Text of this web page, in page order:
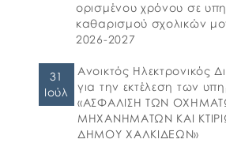
ορισμένου χρόνου σε
καθαρισμού σχολικών
2026-2027
31
Ιούλ
Ανοικτός Ηλεκτρονικός
για την εκτέλεση των
«ΑΣΦΑΛΙΣΗ ΤΩΝ
ΜΗΧΑΝΗΜΑΤΩΝ ΚΑΙ
ΔΗΜΟΥ ΧΑΛΚΙΔΕΩΝ»